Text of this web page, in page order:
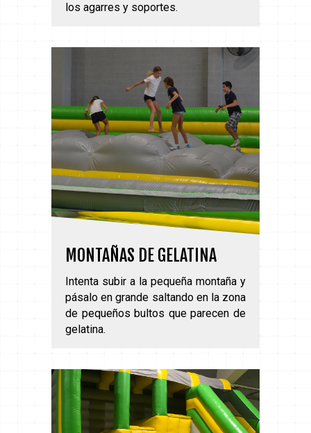
los agarres y soportes.
MONTAÑAS DE GELATINA
Intenta subir a la pequeña montaña y
pásalo en grande saltando en la zona
de pequeños bultos que parecen de
gelatina.